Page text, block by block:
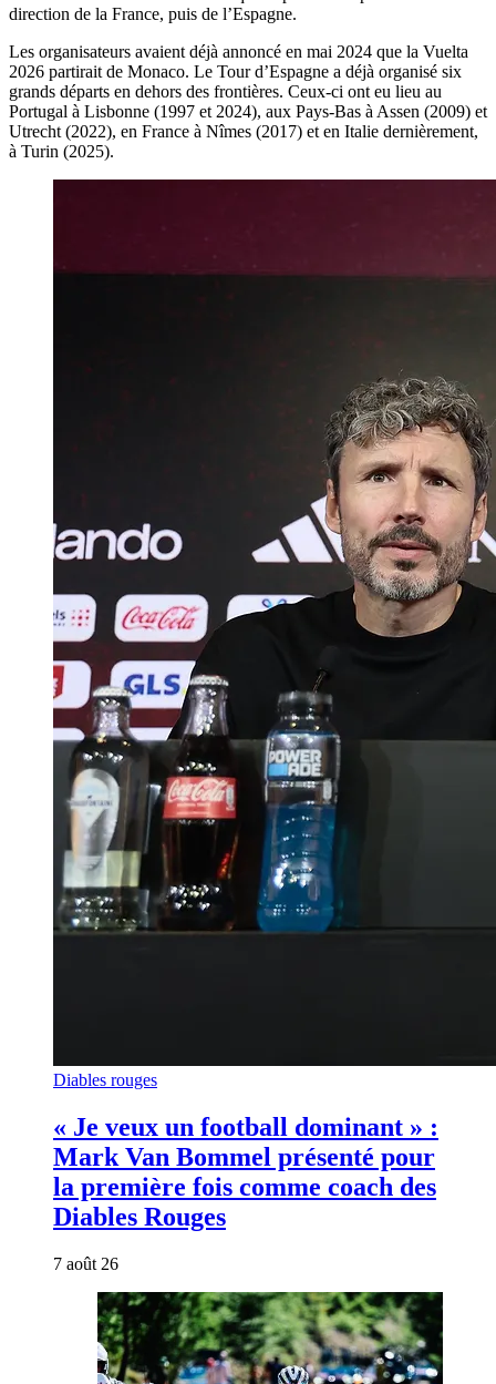
direction de la France, puis de l’Espagne.
Les organisateurs avaient déjà annoncé en mai 2024 que la Vuelta
2026 partirait de Monaco. Le Tour d’Espagne a déjà organisé six
grands départs en dehors des frontières. Ceux-ci ont eu lieu au
Portugal à Lisbonne (1997 et 2024), aux Pays-Bas à Assen (2009) et
Utrecht (2022), en France à Nîmes (2017) et en Italie dernièrement,
à Turin (2025).
Diables rouges
« Je veux un football dominant » :
Mark Van Bommel présenté pour
la première fois comme coach des
Diables Rouges
7 août 26